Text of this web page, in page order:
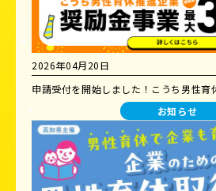
2026年04月20日
申請受付を開始しました！こうち男性育
お知らせ